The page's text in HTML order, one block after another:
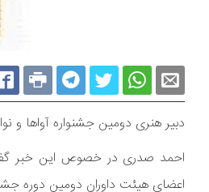
دبیر هنری دومین جشنواره آواها و
احمد صدری در خصوص این خبر
اعضای هیئت داوران دومین دوره